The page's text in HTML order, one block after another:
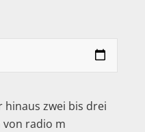
hinaus zwei bis drei
von radio m